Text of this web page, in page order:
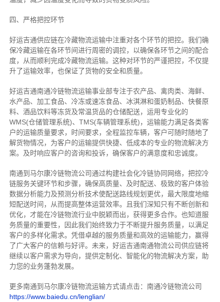
四、严格把控环节
好运吉通供应链在冷藏物流运输中注重对各个环节的把控。我们确
保冷藏运输在各环节间进行周密的调控，以确保各环节之间的配合
度，从而顺利完成冷藏物流运输。这种对环节的严谨把控，不仅提
升了运输效率，也保证了货物的安全和质量。
好运吉通南通冷链物流运输事业部专注于农产品、禽肉类、海鲜、
水产品、加工食品、冷冻或速冻食品、冰淇淋和蛋奶制品、快餐原
料、酒品饮料等冻货及常温货品的仓储配送，运用专业化的
WMS(仓储管理系统)、TMS(车辆管理系统)，运输能力满足各类客
户的运输质量要求，时间要求，全程监控车辆，客户可随时随地了
解货物情况，为客户的运输提供快捷、低成本的专业的物流解决方
案。及时响应客户的咨询和投诉，确保客户的满意度和忠诚度。
南通到马尔康冷链物流公司通过构建社会化冷链协同网络，把控冷
链服务关键环节和步骤，确保高质量、及时配送、极致的客户体验
数据分析能力及预测分析技术使配送路线规划更优，最大限度地缩
短配送时间，从而提高整体运营效率。且 我们深知 只有不断创新和
优化，才能在冷链物流行业中脱颖而出，获得更多合作。也知道服
务质量的重要性，因此我们始终致力于不断提升服务质量，以满足
客户的多样化需求。 凭借卓越的服务质量和高效的运输能力，赢得
了广大客户的信赖与好评。 未来，好运吉通南通物流公司供应链将
继续以客户需求为导向，提供定制化、智能化的物流解决方案，助
力您的业务蓬勃发展。
更多南通到马尔康冷链物流运输方式请点击：南通冷链物流公司
https://www.baiedu.cn/lenglian/